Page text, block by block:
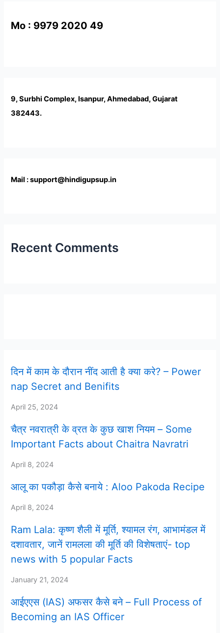
Mo : 9979 2020 49
9, Surbhi Complex, Isanpur, Ahmedabad, Gujarat
382443.
Mail : support@hindigupsup.in
Recent Comments
दिन में काम के दौरान नींद आती है क्या करे? – Power
nap Secret and Benifits
April 25, 2024
चैत्र नवरात्री के व्रत के कुछ खाश नियम – Some
Important Facts about Chaitra Navratri
April 8, 2024
आलू का पकौड़ा कैसे बनाये : Aloo Pakoda Recipe
April 8, 2024
Ram Lala: कृष्ण शैली में मूर्ति, श्यामल रंग, आभामंडल में
दशावतार, जानें रामलला की मूर्ति की विशेषताएं- top
news with 5 popular Facts
January 21, 2024
आईएएस (IAS) अफसर कैसे बने – Full Process of
Becoming an IAS Officer